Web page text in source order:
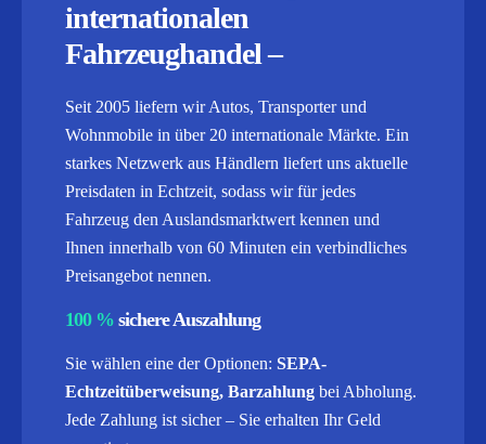
internationalen
Fahrzeughandel –
Seit 2005 liefern wir Autos, Transporter und
Wohnmobile in über 20 internationale Märkte. Ein
starkes Netzwerk aus Händlern liefert uns aktuelle
Preisdaten in Echtzeit, sodass wir für jedes
Fahrzeug den Auslandsmarktwert kennen und
Ihnen innerhalb von 60 Minuten ein verbindliches
Preisangebot nennen.
100 % sichere Auszahlung
Sie wählen eine der Optionen: SEPA-
Echtzeitüberweisung, Barzahlung bei Abholung.
Jede Zahlung ist sicher – Sie erhalten Ihr Geld